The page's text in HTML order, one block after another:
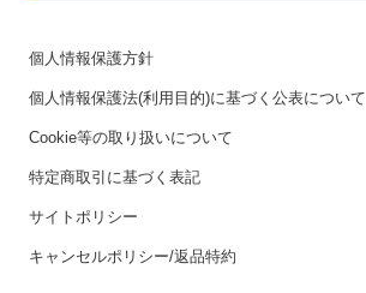
個人情報保護方針
個人情報保護法(利用目的)に基づく公表について
Cookie等の取り扱いについて
特定商取引に基づく表記
サイトポリシー
キャンセルポリシー/返品特約